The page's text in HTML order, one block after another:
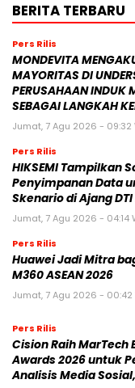
BERITA TERBARU
Pers Rilis
MONDEVITA
MAYORITAS DI
PERUSAHAAN INDUK
SEBAGAI LANGKAH
Jumat, 7 Agu 2026 - 09:32
Pers Rilis
HIKSEMI Tampilkan
Penyimpanan Data
Skenario di Ajang
Jumat, 7 Agu 2026 - 04:14
Pers Rilis
Huawei Jadi Mitra
M360 ASEAN 2026
Jumat, 7 Agu 2026 - 00:42
Pers Rilis
Cision Raih
Awards 2026 untuk
Analisis Media